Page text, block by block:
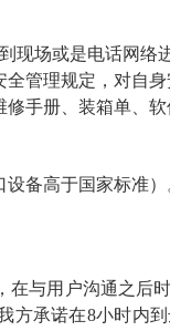
现场或是电话网络
管理规定，对自身
手册、装箱单、软
备高于国家标准）
在与用户沟通之后
承诺在8小时内